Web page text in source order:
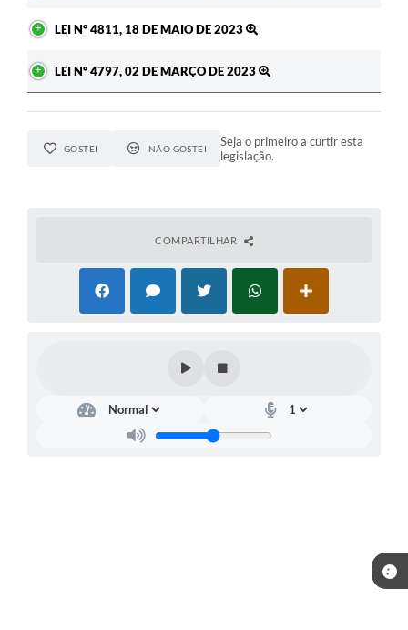
LEI Nº 4811, 18 DE MAIO DE 2023
LEI Nº 4797, 02 DE MARÇO DE 2023
GOSTEI NÃO GOSTEI
Seja o primeiro a curtir esta
legislação.
COMPARTILHAR